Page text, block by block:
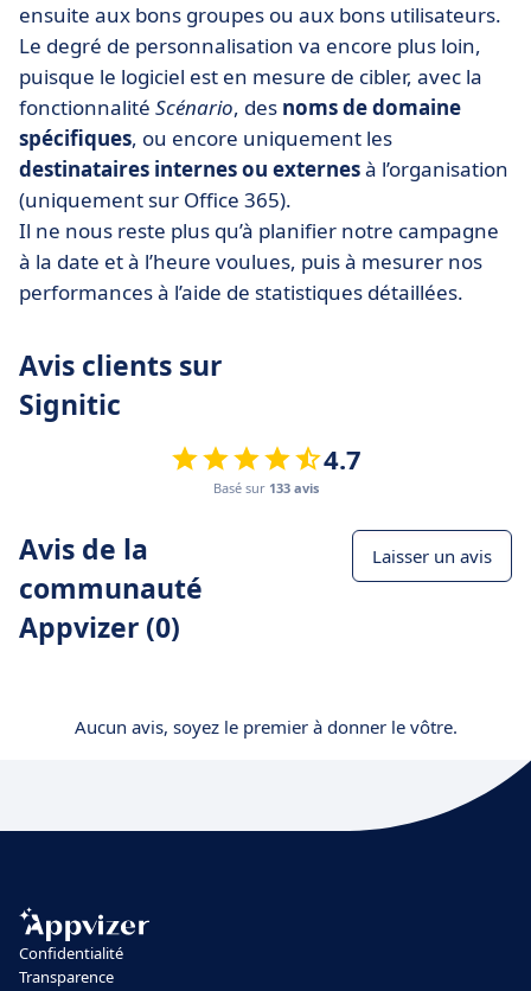
ensuite aux bons groupes ou aux bons utilisateurs.
Le degré de personnalisation va encore plus loin,
puisque le logiciel est en mesure de cibler, avec la
fonctionnalité Scénario, des noms de domaine
spécifiques, ou encore uniquement les
destinataires internes ou externesà l’organisation
(uniquement sur Office 365).
Il ne nous reste plus qu’à planifier notre campagne
à la date et à l’heure voulues, puis à mesurer nos
performances à l’aide de statistiques détaillées.
Avis clients sur
Signitic
4.7
Basé sur 133 avis
Avis de la
communauté
Appvizer (0)
Laisser un avis
Aucun avis, soyez le premier à donner le vôtre.
Confidentialité
Transparence